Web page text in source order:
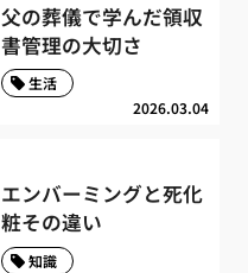
父の葬儀で学んだ領収
書管理の大切さ
2026.03.04
生活
エンバーミングと死化
粧その違い
知識